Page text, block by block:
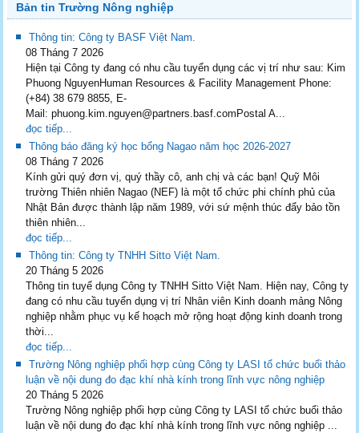
Bản tin Trường Nông nghiệp
Thông tin: Công ty BASF Việt Nam.
08 Tháng 7 2026
Hiện tại Công ty đang có nhu cầu tuyển dụng các vị trí như sau: Kim
Phuong NguyenHuman Resources & Facility Management Phone:
(+84) 38 679 8855, E-
Mail: phuong.kim.nguyen@partners.basf.comPostal A...
đọc tiếp...
Thông báo đăng ký học bổng Nagao năm học 2026-2027
08 Tháng 7 2026
Kính gửi quý đơn vị, quý thầy cô, anh chị và các bạn! Quỹ Môi
trường Thiên nhiên Nagao (NEF) là một tổ chức phi chính phủ của
Nhật Bản được thành lập năm 1989, với sứ mệnh thúc đẩy bảo tồn
thiên nhiên...
đọc tiếp...
Thông tin: Công ty TNHH Sitto Việt Nam.
20 Tháng 5 2026
Thông tin tuyể dụng Công ty TNHH Sitto Việt Nam. Hiện nay, Công ty
đang có nhu cầu tuyển dụng vị trí Nhân viên Kinh doanh mảng Nông
nghiệp nhằm phục vụ kế hoạch mở rộng hoạt động kinh doanh trong
thời...
đọc tiếp...
Trường Nông nghiệp phối hợp cùng Công ty LASI tổ chức buổi thảo
luận về nội dung đo đạc khí nhà kính trong lĩnh vực nông nghiệp
20 Tháng 5 2026
Trường Nông nghiệp phối hợp cùng Công ty LASI tổ chức buổi thảo
luận về nội dung đo đạc khí nhà kính trong lĩnh vực nông nghiệp ...